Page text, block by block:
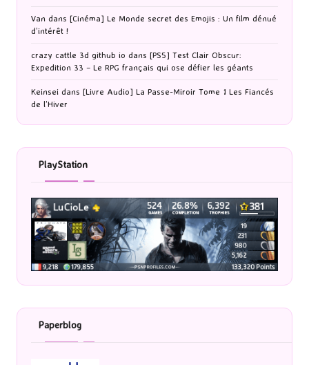
Van dans [Cinéma] Le Monde secret des Emojis : Un film dénué
d’intérêt !
crazy cattle 3d github io dans [PS5] Test Clair Obscur:
Expedition 33 – Le RPG français qui ose défier les géants
Keinsei dans [Livre Audio] La Passe-Miroir Tome 1 Les Fiancés
de l’Hiver
PlayStation
Paperblog